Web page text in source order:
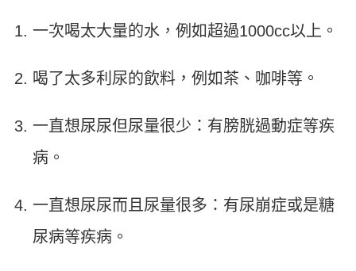
一次喝太大量的水，例如超過1000cc以上。
喝了太多利尿的飲料，例如茶、咖啡等。
一直想尿尿但尿量很少：有膀胱過動症等疾
病。
一直想尿尿而且尿量很多：有尿崩症或是糖
尿病等疾病。